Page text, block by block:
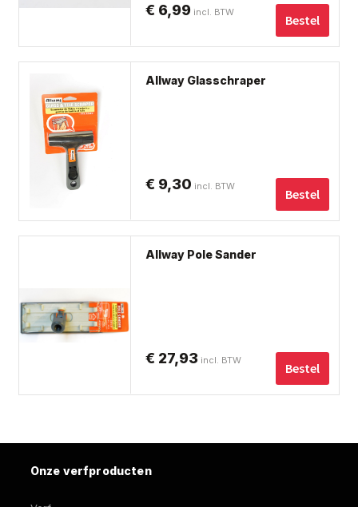
€ 6,99 incl. BTW Bestel
Allway Glasschraper
€ 9,30 incl. BTW Bestel
Allway Pole Sander
€ 27,93 incl. BTW Bestel
Onze verfproducten